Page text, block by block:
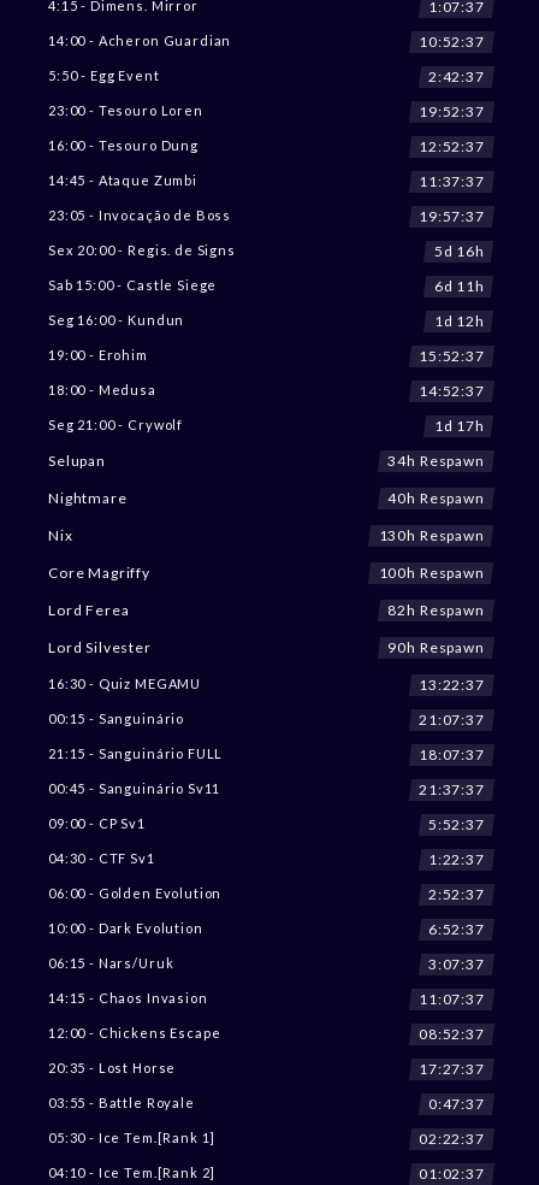
4:15 - Dimens. Mirror 1:07:36
14:00 - Acheron Guardian 10:52:36
5:50 - Egg Event 2:42:36
23:00 - Tesouro Loren 19:52:36
16:00 - Tesouro Dung 12:52:36
14:45 - Ataque Zumbi 11:37:36
23:05 - Invocação de Boss 19:57:36
Sex 20:00 - Regis. de Signs 5d 16h
Sab 15:00 - Castle Siege 6d 11h
Seg 16:00 - Kundun 1d 12h
19:00 - Erohim 15:52:36
18:00 - Medusa 14:52:36
Seg 21:00 - Crywolf
1d 17h
Selupan
34h Respawn
Nightmare 40h Respawn
Nix 130h Respawn
Core Magriffy 100h Respawn
Lord Ferea 82h Respawn
Lord Silvester 90h Respawn
16:30 - Quiz MEGAMU 13:22:36
00:15 - Sanguinário 21:07:36
21:15 - Sanguinário FULL 18:07:36
00:45 - Sanguinário Sv11 21:37:36
09:00 - CP Sv1 5:52:36
04:30 - CTF Sv1 1:22:36
06:00 - Golden Evolution 2:52:36
10:00 - Dark Evolution 6:52:36
06:15 - Nars/Uruk 3:07:36
14:15 - Chaos Invasion 11:07:36
12:00 - Chickens Escape 08:52:36
20:35 - Lost Horse 17:27:36
03:55 - Battle Royale 0:47:36
05:30 - Ice Tem.[Rank 1] 02:22:36
04:10 - Ice Tem.[Rank 2] 01:02:36